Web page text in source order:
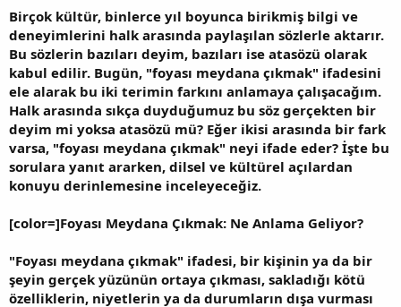
t
a
n
r
i
h
i
Birçok kültür, binlerce yıl boyunca birikmiş bilgi ve
deneyimlerini halk arasında paylaşılan sözlerle aktarır.
Bu sözlerin bazıları deyim, bazıları ise atasözü olarak
kabul edilir. Bugün, "foyası meydana çıkmak" ifadesini
ele alarak bu iki terimin farkını anlamaya çalışacağım.
Halk arasında sıkça duyduğumuz bu söz gerçekten bir
deyim mi yoksa atasözü mü? Eğer ikisi arasında bir fark
varsa, "foyası meydana çıkmak" neyi ifade eder? İşte bu
sorulara yanıt ararken, dilsel ve kültürel açılardan
konuyu derinlemesine inceleyeceğiz.
[color=]Foyası Meydana Çıkmak: Ne Anlama Geliyor?
"Foyası meydana çıkmak" ifadesi, bir kişinin ya da bir
şeyin gerçek yüzünün ortaya çıkması, sakladığı kötü
özelliklerin, niyetlerin ya da durumların dışa vurması